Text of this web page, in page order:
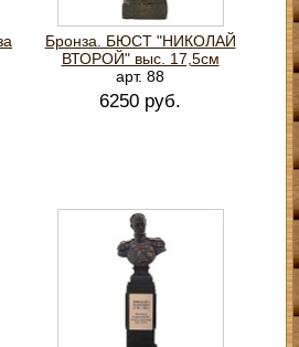
Бронза. БЮСТ "НИКОЛАЙ
ВТОРОЙ" выс. 17,5см
арт. 88
6250 руб.